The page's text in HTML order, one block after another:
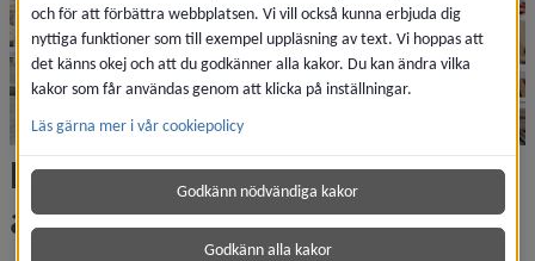
Bygg- och
anläggningsprogrammet
och för att förbättra webbplatsen. Vi vill också kunna erbjuda dig
nyttiga funktioner som till exempel uppläsning av text. Vi hoppas att
det känns okej och att du godkänner alla kakor. Du kan ändra vilka
kakor som får användas genom att klicka på inställningar.
Läs gärna mer i vår cookiepolicy
Godkänn nödvändiga kakor
Godkänn alla kakor